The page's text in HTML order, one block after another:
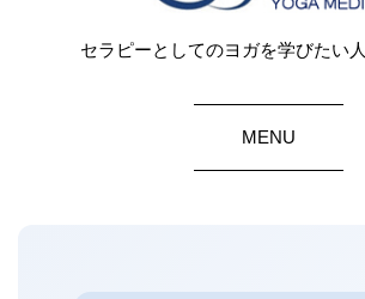
セラピーとしてのヨガを学びたい
MENU